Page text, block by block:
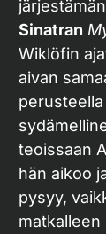
Sinatran
Wiklöfin
aivan
teoissaan
hän aikoo
pysyy,
matkalleen